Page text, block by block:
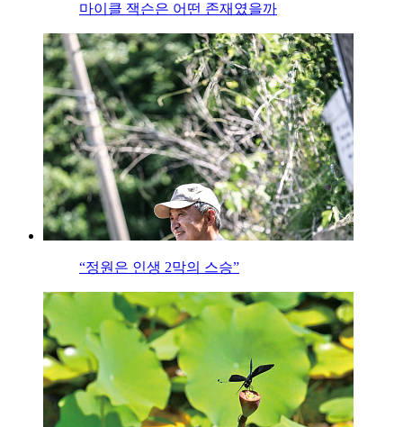
마이클 잭슨은 어떤 존재였을까
“정원은 인생 2막의 스승”